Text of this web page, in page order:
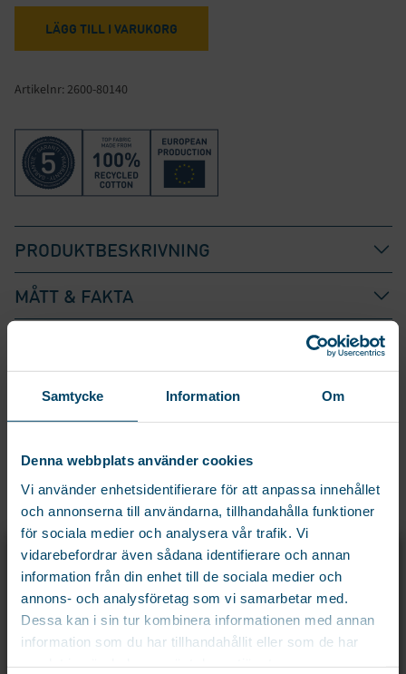
Samtycke Information Om
Denna webbplats använder cookies
Vi använder enhetsidentifierare för att anpassa innehållet
och annonserna till användarna, tillhandahålla funktioner
för sociala medier och analysera vår trafik. Vi
vidarebefordrar även sådana identifierare och annan
information från din enhet till de sociala medier och
annons- och analysföretag som vi samarbetar med.
Dessa kan i sin tur kombinera informationen med annan
information som du har tillhandahållit eller som de har
Superior
mängd
LÄGG TILL I VARUKORG
Artikelnr: 2600-80140
PRODUKTBESKRIVNING
MÅTT & FAKTA
DU KANSKE OCKSÅ GILLAR…
Med elkontakt
STRYKBORD CONNECT
Strykbord med elkontakt för
strykjärnet och 2 meter sladd....
STRYKBORD SMILLA
Extra stabilt strykbord med stor
avlastningsyta för ångstationer.
Utrustad...
REGISTRERA DIG OCH FÅ 15% PÅ DIN
FÖRSTA ORDER!
Registrera dig för att ta del av exklusiva erbjudanden och de senaste
nyheterna före alla andra!